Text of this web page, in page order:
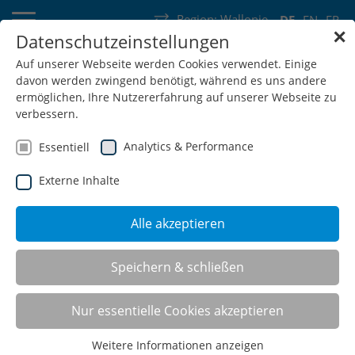
DE EN FR
Region: Wallonie
Deutschland Schweiz Österreich Belgien Frankreich
Luxemburg Niederlande Wallonie
SHOP
Schubladenschranksysteme
Sie möchten Ihre Werkstatt einrichten und
ausstatten? …mit unseren attraktiven
✕
Datenschutzeinstellungen
Auf unserer Webseite werden Cookies verwendet. Einige
davon werden zwingend benötigt, während es uns andere
ermöglichen, Ihre Nutzererfahrung auf unserer Webseite zu
verbessern.
Essentiell Analytics & Performance
Externe Inhalte
Alle akzeptieren
Speichern & schließen
Nur essentielle Cookies akzeptieren
Weitere Informationen anzeigen